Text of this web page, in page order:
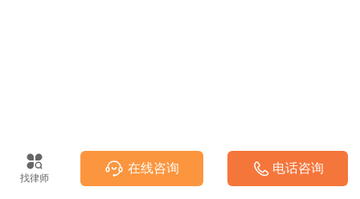
找律师
在线咨询 电话咨询